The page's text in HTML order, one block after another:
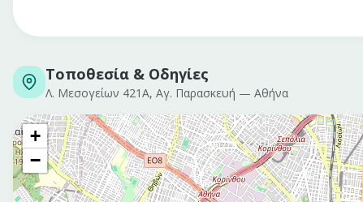
Τοποθεσία & Οδηγίες
Λ. Μεσογείων 421Α, Αγ. Παρασκευή — Αθήνα
+
−